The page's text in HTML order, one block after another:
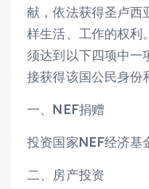
献，依法获得圣卢西
样生活、工作的权利
须达到以下四项中一
接获得该国公民身份
一、NEF捐赠
投资国家NEF经济基
二、房产投资